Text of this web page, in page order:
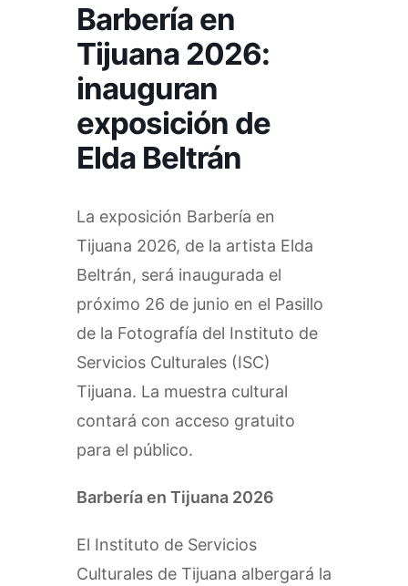
Barbería en
Tijuana 2026:
inauguran
exposición de
Elda Beltrán
La exposición Barbería en
Tijuana 2026, de la artista Elda
Beltrán, será inaugurada el
próximo 26 de junio en el Pasillo
de la Fotografía del Instituto de
Servicios Culturales (ISC)
Tijuana. La muestra cultural
contará con acceso gratuito
para el público.
Barbería en Tijuana 2026
El Instituto de Servicios
Culturales de Tijuana albergará la